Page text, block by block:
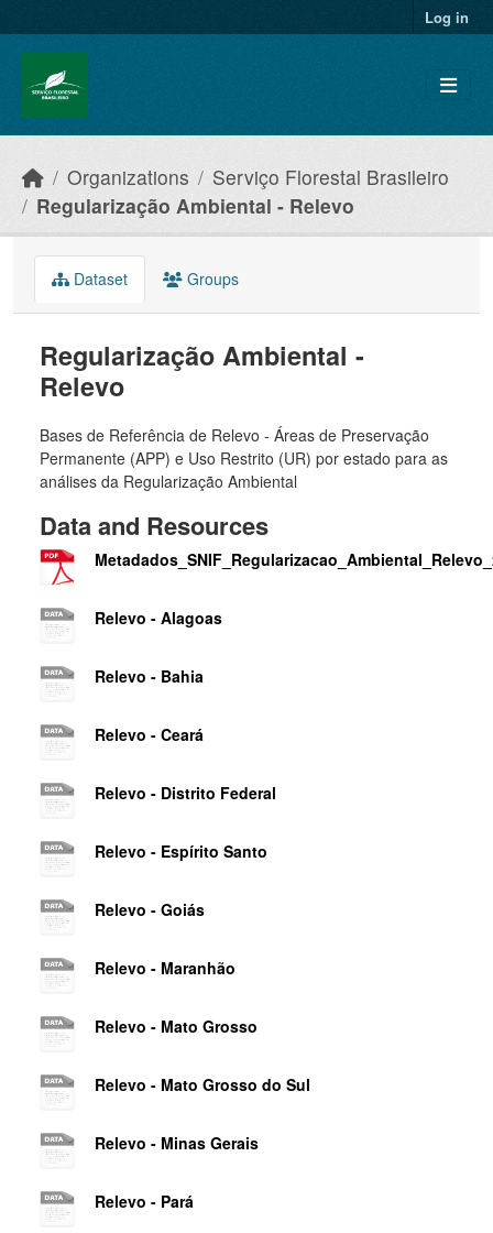
Log in
Organizations
Serviço Florestal Brasileiro
Regularização Ambiental - Relevo
Dataset Groups
Regularização Ambiental -
Relevo
Bases de Referência de Relevo - Áreas de Preservação
Permanente (APP) e Uso Restrito (UR) por estado para as
análises da Regularização Ambiental
Data and Resources
Relevo - Alagoas
Relevo - Bahia
Relevo - Ceará
Relevo - Distrito Federal
Relevo - Espírito Santo
Relevo - Goiás
Relevo - Maranhão
Relevo - Mato Grosso
Relevo - Mato Grosso do Sul
Relevo - Minas Gerais
Relevo - Pará